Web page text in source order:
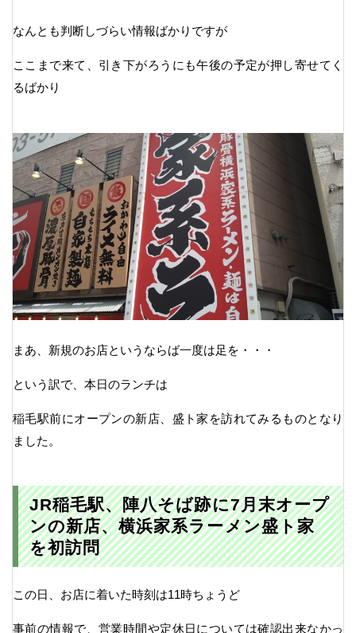
なんとも判断しづらい情報ばかりですが
ここまで来て、引き下がろうにも午後の予定が押し寄せてく
るばかり
まあ、新規のお店というならば一度は足を・・・
という訳で、本日のランチは
稲毛駅前にオープンの新店、盛ト家を訪れてみるものとなり
ました。
JR稲毛駅、陣八そば跡に7月末オープ
ンの新店、横浜家系ラーメン盛ト家
を初訪問
この日、お店に着いた時刻は11時ちょうど
事前の情報で、営業時間や定休日については確認出来なかっ